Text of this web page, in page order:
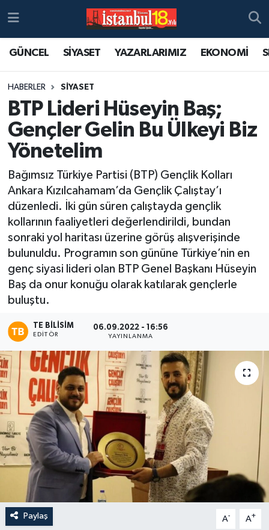
GÜNCEL SİYASET YAZARLARIMIZ EKONOMİ
HABERLER SİYASET
BTP Lideri Hüseyin Baş;
Gençler Gelin Bu Ülkeyi Biz
Yönetelim
Bağımsız Türkiye Partisi (BTP) Gençlik Kolları
Ankara Kızılcahamam’da Gençlik Çalıştay’ı
düzenledi. İki gün süren çalıştayda gençlik
kollarının faaliyetleri değerlendirildi, bundan
sonraki yol haritası üzerine görüş alışverişinde
bulunuldu. Programın son gününe Türkiye’nin en
genç siyasi lideri olan BTP Genel Başkanı Hüseyin
Baş da onur konuğu olarak katılarak gençlerle
buluştu.
TE BILISIM
EDITÖR
06.09.2022 - 16:56
YAYINLANMA
Paylaş A- A+